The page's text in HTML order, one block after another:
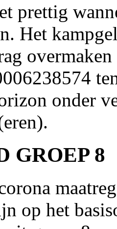
prettig
Het
onder
GROEP 8
op het